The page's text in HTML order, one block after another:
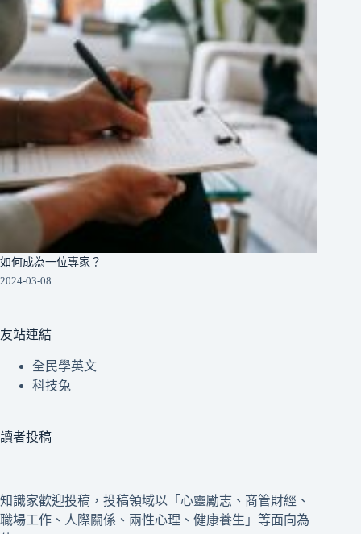
如何成為一位專家？
2024-03-08
友站連結
全民學英文
科技兔
讀者投稿
知識家歡迎投稿，投稿領域以「心靈勵志、商管財經、
職場工作、人際關係、兩性心理、健康養生」等面向為